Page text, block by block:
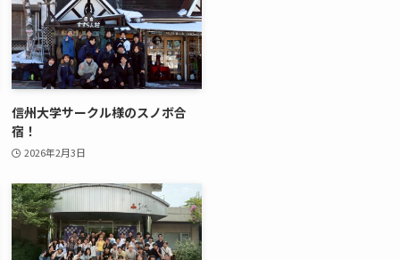
信州大学サークル様のスノボ合
宿！
2026年2月3日